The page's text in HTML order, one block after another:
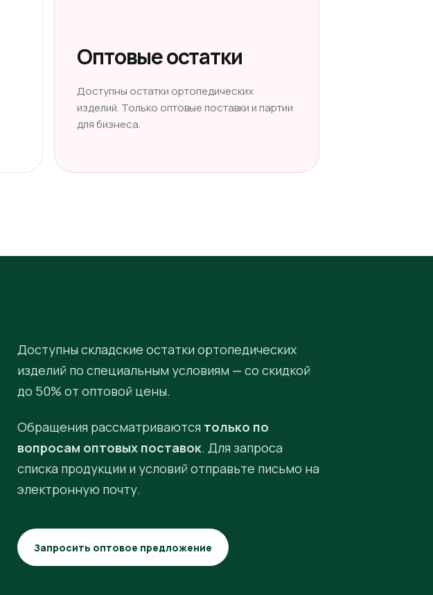
Оптовые остатки
Доступны остатки ортопедических
изделий. Только оптовые поставки и партии
для бизнеса.
Доступны складские остатки ортопедических
изделий по специальным условиям — со скидкой
до 50% от оптовой цены.
Обращения рассматриваются только по
вопросам оптовых поставок. Для запроса
списка продукции и условий отправьте письмо на
электронную почту.
Запросить оптовое предложение